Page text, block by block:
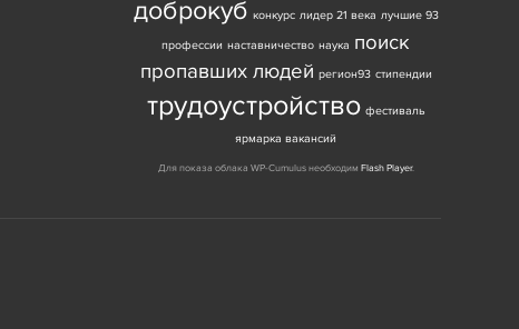
доброкуб конкурс лидер 21 века лучшие 93
профессии наставничество наука поиск
пропавших людей регион93 стипендии
трудоустройство фестиваль
ярмарка вакансий
Для показа облака WP-Cumulus необходим Flash Player.